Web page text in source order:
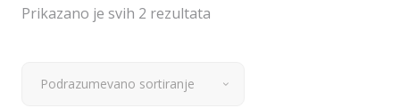
Prikazano je svih 2 rezultata
Podrazumevano sortiranje